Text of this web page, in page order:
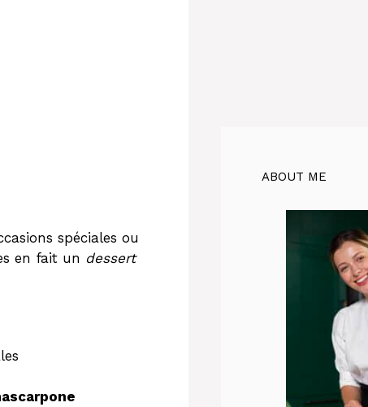
spéciales ou
en fait un dessert
ABOUT ME